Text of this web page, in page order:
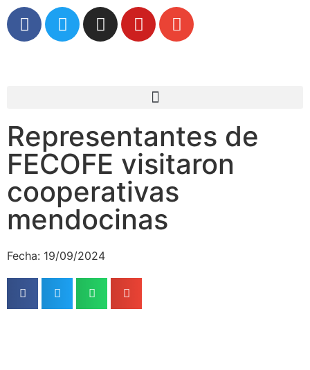
Representantes de
FECOFE visitaron
cooperativas
mendocinas
Fecha: 19/09/2024